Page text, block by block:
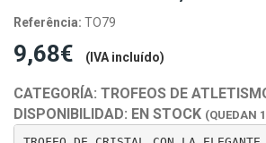
Referência: TO79
9,68€ (IVA incluído)
CATEGORÍA: TROFEOS DE
DISPONIBILIDAD: EN STOCK (QUEDAN